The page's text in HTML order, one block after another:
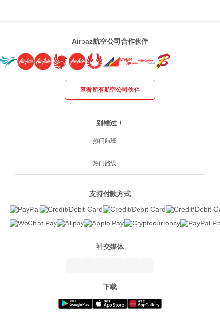
Airpaz航空公司合作伙伴
查看所有航空公司伙伴
别错过！
热门航班
热门路线
支持付款方式
社交媒体
下载